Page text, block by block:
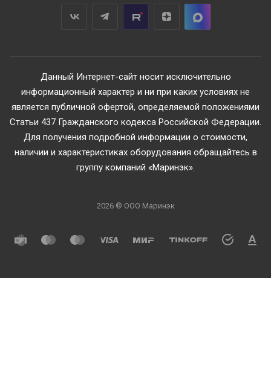
Данный Интернет-сайт носит исключительно
информационный характер и ни при каких условиях не
является публичной офертой, определяемой положениями
Статьи 437 Гражданского кодекса Российской Федерации.
Для получения подробной информации о стоимости,
наличии и характеристиках оборудования обращайтесь в
группу компаний «Маринэк».
2026 © ООО Маринэк